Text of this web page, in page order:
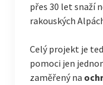
přes 30 let snaží
rakouských
Celý projekt je
pomoci jen
zaměřený na